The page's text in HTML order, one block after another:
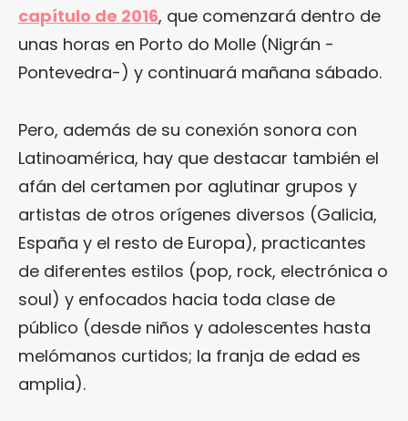
capítulo de 2016, que comenzará dentro de
unas horas en Porto do Molle (Nigrán -
Pontevedra-) y continuará mañana sábado.
Pero, además de su conexión sonora con
Latinoamérica, hay que destacar también el
afán del certamen por aglutinar grupos y
artistas de otros orígenes diversos (Galicia,
España y el resto de Europa), practicantes
de diferentes estilos (pop, rock, electrónica o
soul) y enfocados hacia toda clase de
público (desde niños y adolescentes hasta
melómanos curtidos; la franja de edad es
amplia).